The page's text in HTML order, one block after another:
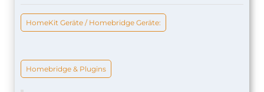
HomeKit Geräte / Homebridge Geräte:
Homebridge & Plugins